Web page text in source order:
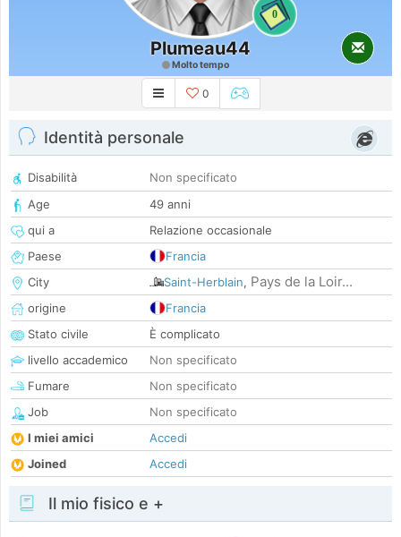
0
Plumeau44
Molto tempo
0
Identità personale
Disabilità
Non specificato
Age
49 anni
qui a
Relazione occasionale
Paese
Francia
City
Saint-Herblain, Pays de la Loir...
origine
Francia
Stato civile
È complicato
livello accademico
Non specificato
Fumare
Non specificato
Job
Non specificato
I miei amici
Accedi
Joined
Accedi
Il mio fisico e +